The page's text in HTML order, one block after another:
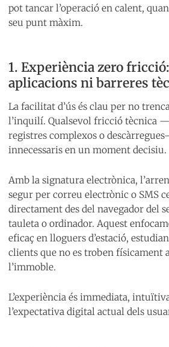
pot tancar l’operació en calent,
seu punt màxim.
1. Experiència zero
aplicacions ni barreres
La facilitat d’ús és clau per no
l’inquilí. Qualsevol fricció tècnica
registres complexos o
innecessaris en un moment decisiu.
Amb la signatura electrònica,
segur per correu electrònic o SMS
directament des del navegador del
tauleta o ordinador. Aquest
eficaç en lloguers d’estació,
clients que no es troben físicament
l’immoble.
L’experiència és immediata,
l’expectativa digital actual dels